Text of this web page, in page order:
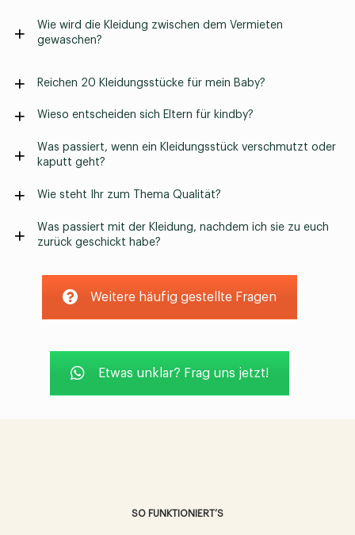
Wie wird die Kleidung zwischen dem Vermieten
gewaschen?
Reichen 20 Kleidungsstücke für mein Baby?
Wieso entscheiden sich Eltern für kindby?
Was passiert, wenn ein Kleidungsstück verschmutzt oder
kaputt geht?
Wie steht Ihr zum Thema Qualität?
Was passiert mit der Kleidung, nachdem ich sie zu euch
zurück geschickt habe?
Weitere häufig gestellte Fragen
Etwas unklar? Frag uns jetzt!
SO FUNKTIONIERT’S